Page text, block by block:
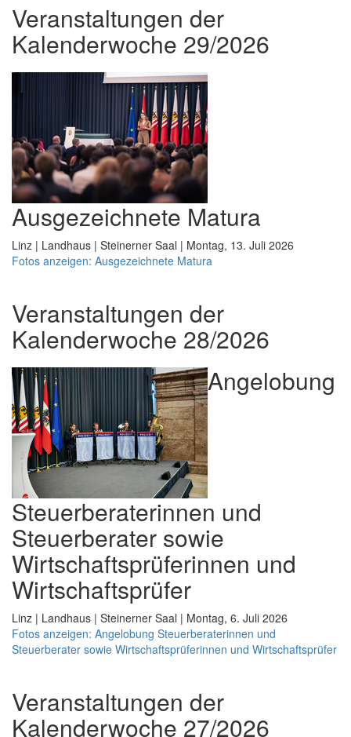
Veranstaltungen der
Kalenderwoche 29/2026
Ausgezeichnete Matura
Linz | Landhaus | Steinerner Saal | Montag, 13. Juli 2026
Fotos anzeigen: Ausgezeichnete Matura
Veranstaltungen der
Kalenderwoche 28/2026
Angelobung
Steuerberaterinnen und
Steuerberater sowie
Wirtschaftsprüferinnen und
Wirtschaftsprüfer
Linz | Landhaus | Steinerner Saal | Montag, 6. Juli 2026
Fotos anzeigen: Angelobung Steuerberaterinnen und
Steuerberater sowie Wirtschaftsprüferinnen und Wirtschaftsprüfer
Veranstaltungen der
Kalenderwoche 27/2026